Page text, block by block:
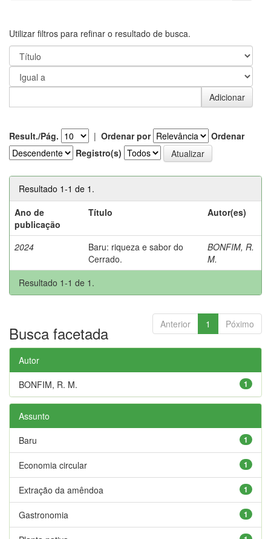
Utilizar filtros para refinar o resultado de busca.
Result./Pág. | Ordenar por
Ordenar
Registro(s)
Resultado 1-1 de 1.
Ano de
publicação
Título Autor(es)
2024
Baru: riqueza e sabor do
Cerrado.
BONFIM, R.
M.
Resultado 1-1 de 1.
Anterior 1 Póximo
Busca facetada
Autor
1
BONFIM, R. M.
Assunto
1
Baru
1
Economia circular
1
Extração da amêndoa
1
Gastronomia